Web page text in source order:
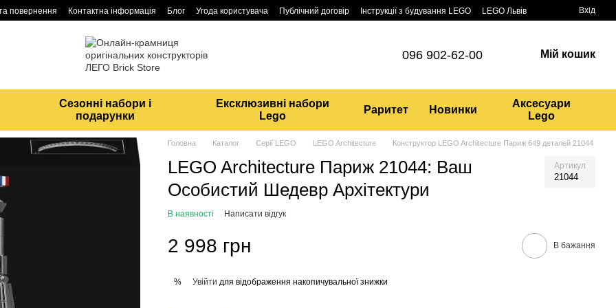
повернення Контактна інформація Блог Угода користувача Публічний договір Інструкції з будування LEGO LEGO Львів Вхід
096 902-62-00 Мій кошик
Сезонні набори і
подарунки
Ексклюзивні набори
Lego
Раритет Новинки
Аксесуари
Lego
Головна Каталог Серії LEGO LEGO Architecture Конструктор LEGO Architecture Париж 649 деталей 21044
LEGO Architecture Париж 21044: Ваш
Особистий Шедевр Архітектури
Артикул
21044
В наявності Написати відгук
2 998 грн В бажання
% Увійти для відображення накопичувальної знижки